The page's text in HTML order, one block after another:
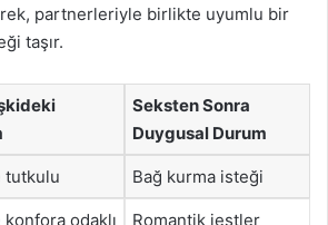
partnerleriyle birlikte uyumlu bir
taşır.
Seksten Sonra
Duygusal Durum
tutkulu Bağ kurma isteği
odaklı Romantik jestler